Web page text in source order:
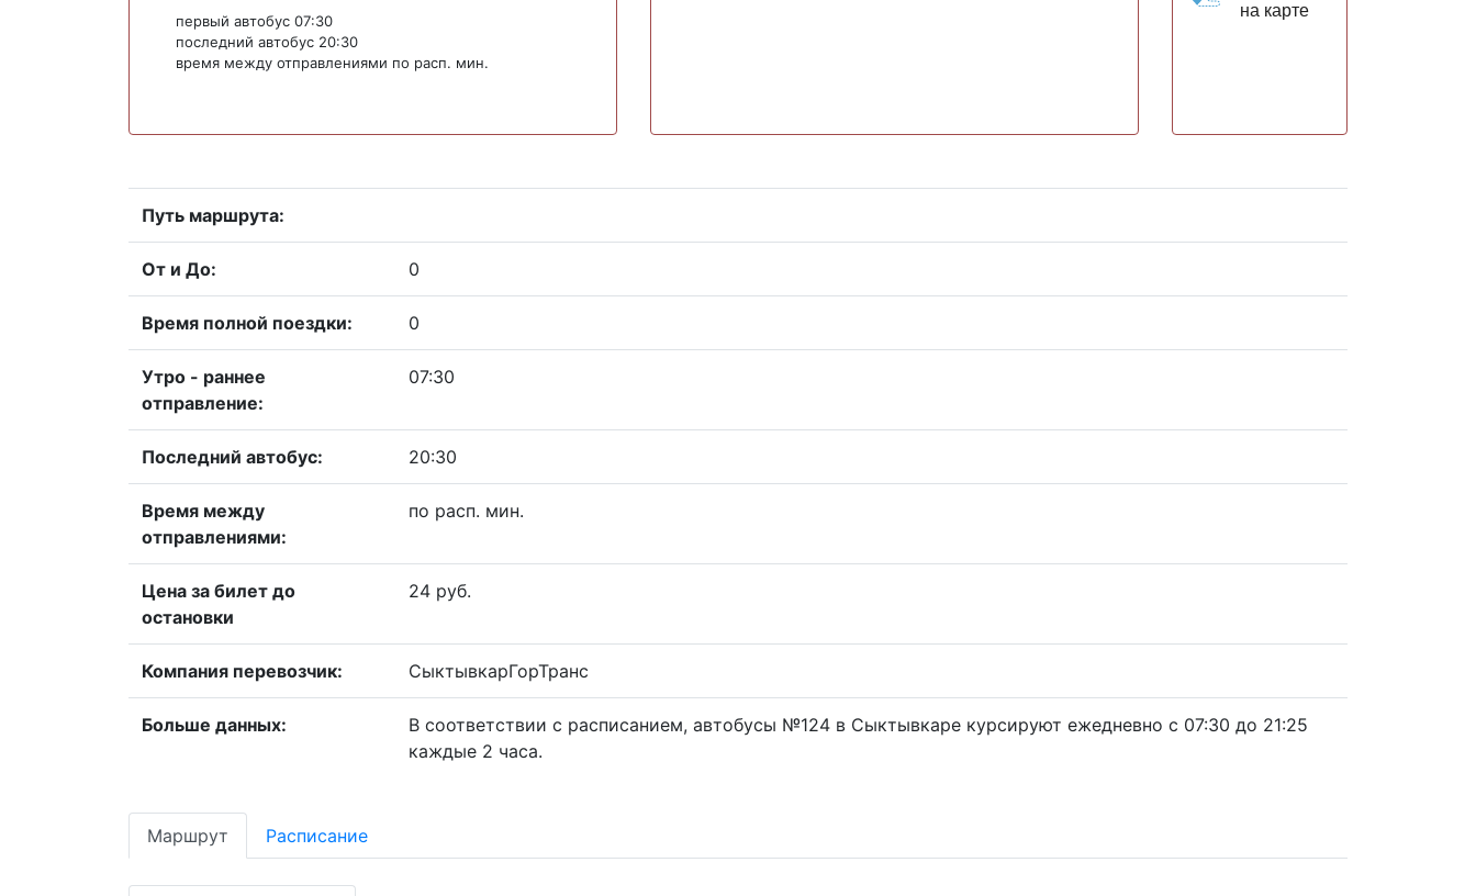
первый автобус 07:30
последний автобус 20:30
время между отправлениями по расп. мин.
на карте
Путь маршрута:
От и До: 0
Время полной поездки: 0
Утро - раннее
отправление:
07:30
Последний автобус: 20:30
Время между
отправлениями:
по расп. мин.
Цена за билет до
остановки
24 руб.
Компания перевозчик: СыктывкарГорТранс
Больше данных:
В соответствии с расписанием, автобусы №124 в Сыктывкаре курсируют ежедневно с 07:30 до 21:25
каждые 2 часа.
Маршрут Расписание